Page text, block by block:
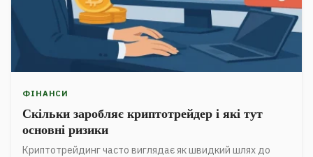
ФІНАНСИ
Скільки заробляє криптотрейдер і які тут
основні ризики
Криптотрейдинг часто виглядає як швидкий шлях до